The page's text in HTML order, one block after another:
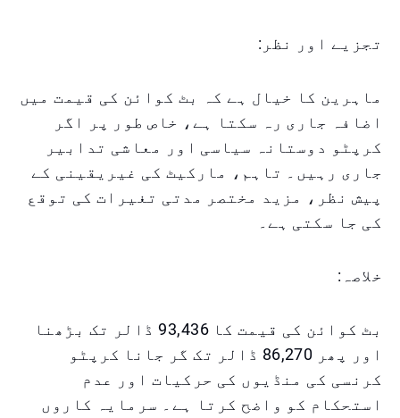
تجزیے اور نظر:
ماہرین کا خیال ہے کہ بٹ کوائن کی قیمت میں
اضافہ جاری رہ سکتا ہے، خاص طور پر اگر
کرپٹو دوستانہ سیاسی اور معاشی تدابیر
جاری رہیں۔ تاہم، مارکیٹ کی غیریقینی کے
پیش نظر، مزید مختصر مدتی تغیرات کی توقع
کی جا سکتی ہے۔
خلاصہ:
بٹ کوائن کی قیمت کا 93,436 ڈالر تک بڑھنا
اور پھر 86,270 ڈالر تک گر جانا کرپٹو
کرنسی کی منڈیوں کی حرکیات اور عدم
استحکام کو واضح کرتا ہے۔ سرمایہ کاروں